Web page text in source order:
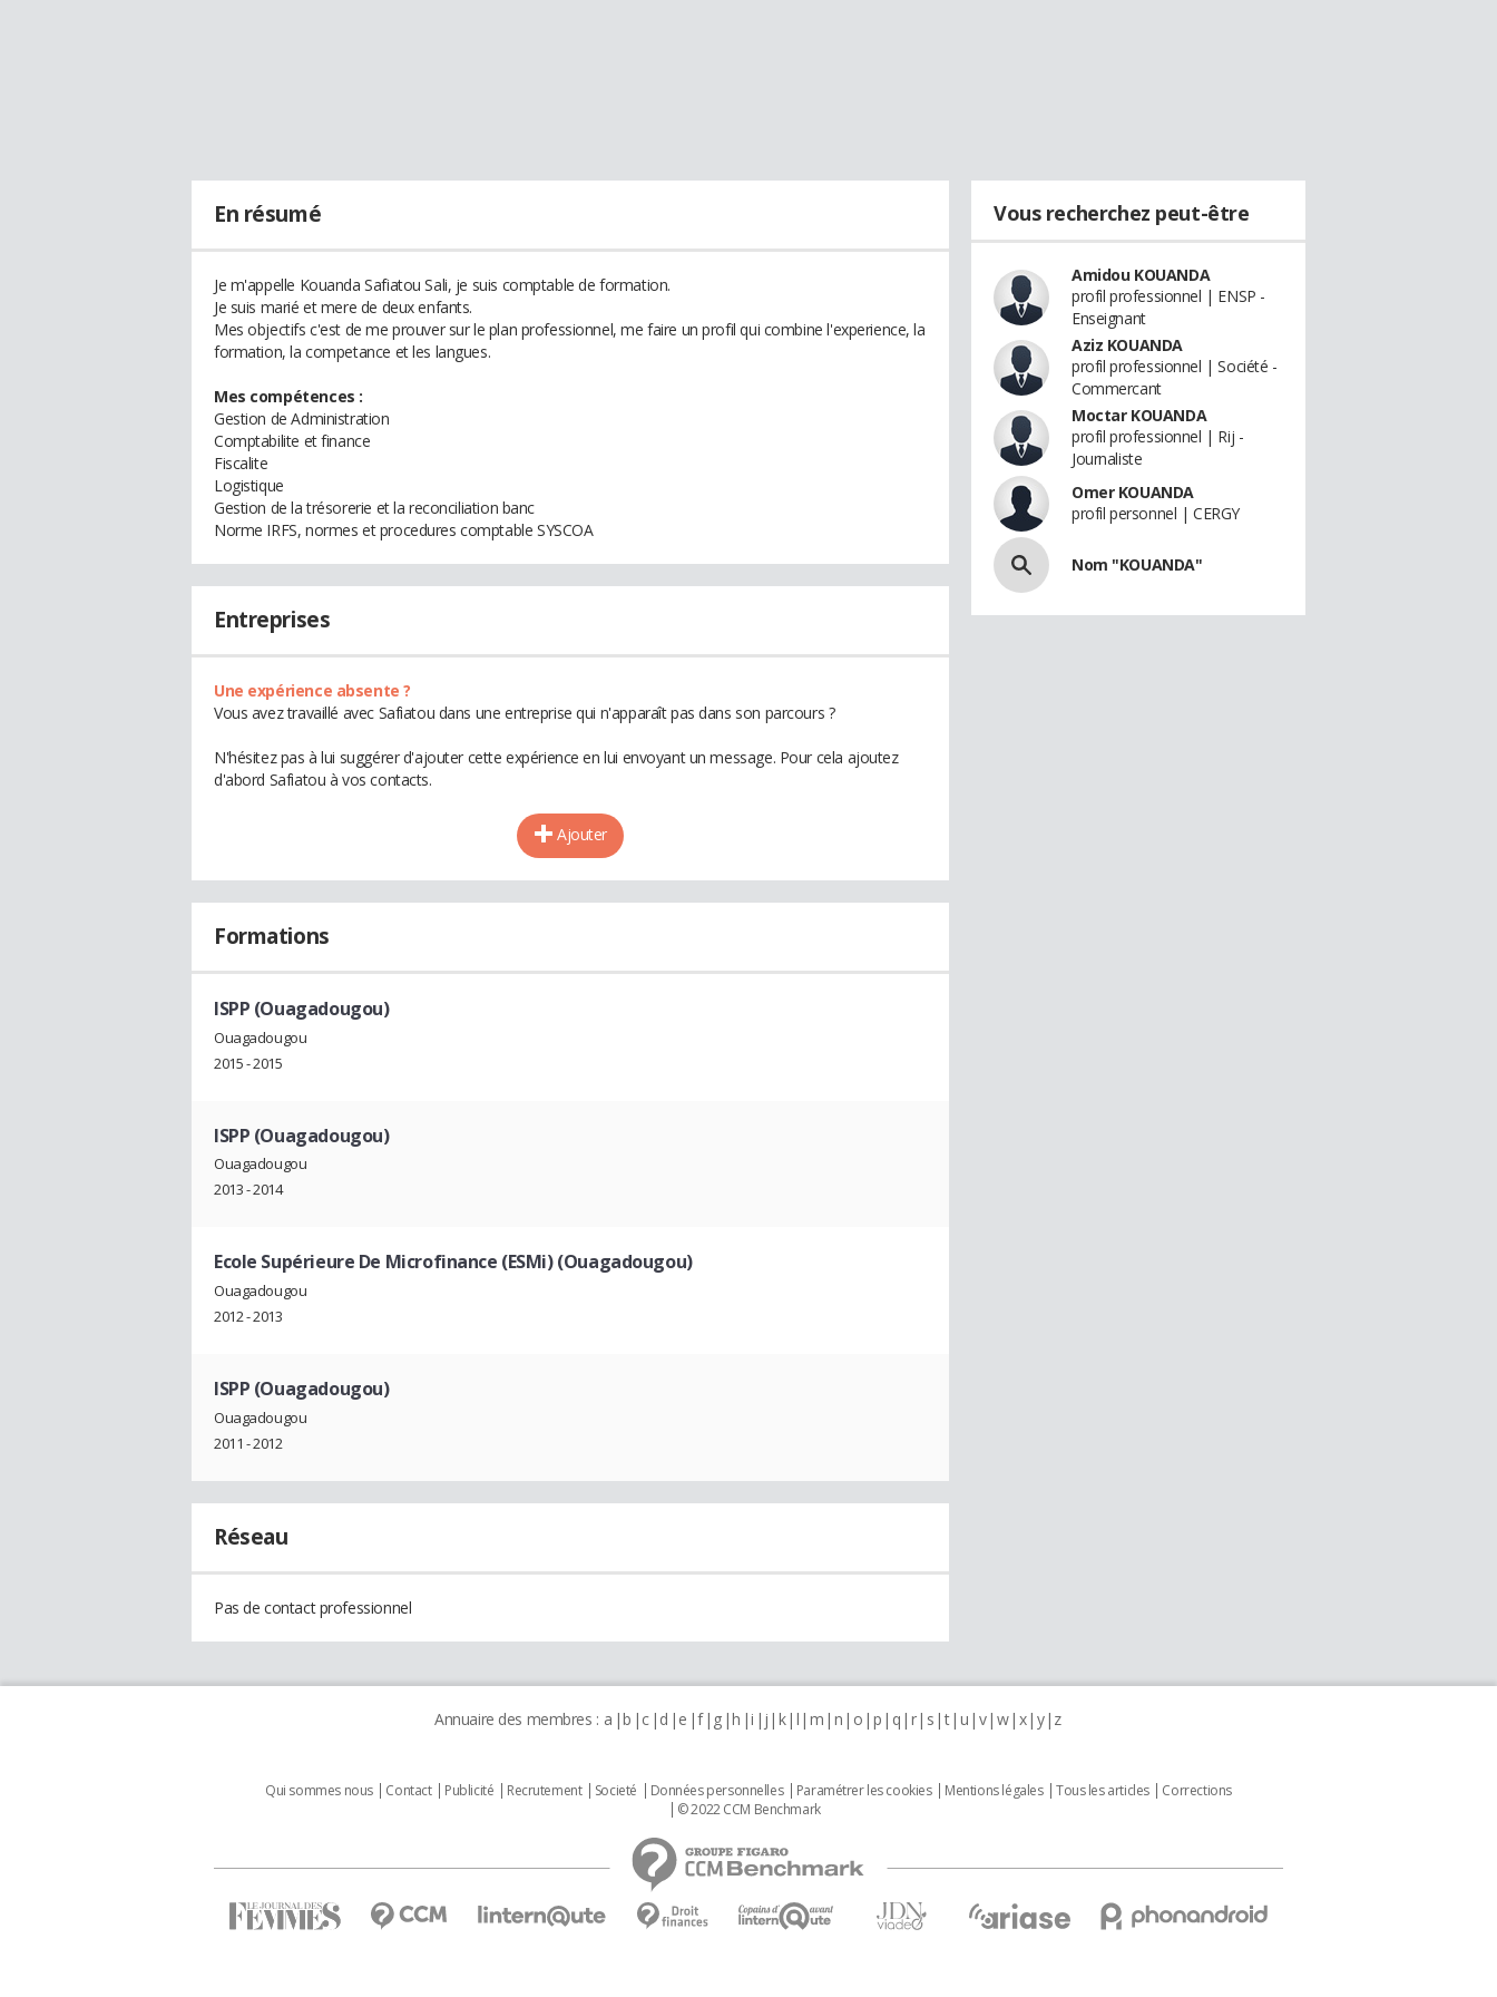
En résumé
Je m'appelle Kouanda Safiatou Sali, je suis comptable de formation.
Je suis marié et mere de deux enfants.
Mes objectifs c'est de me prouver sur le plan professionnel, me faire un profil qui combine l'experience, la
formation, la competance et les langues.
Mes compétences :
Gestion de Administration
Comptabilite et finance
Fiscalite
Logistique
Gestion de la trésorerie et la reconciliation banc
Norme IRFS, normes et procedures comptable SYSCOA
Entreprises
Une expérience absente ?
Vous avez travaillé avec Safiatou dans une entreprise qui n'apparaît pas dans son parcours ?
N'hésitez pas à lui suggérer d'ajouter cette expérience en lui envoyant un message. Pour cela ajoutez
d'abord Safiatou à vos contacts.
Ajouter
Formations
ISPP (Ouagadougou)
Ouagadougou
2015 - 2015
ISPP (Ouagadougou)
Ouagadougou
2013 - 2014
Ecole Supérieure De Microfinance (ESMi) (Ouagadougou)
Ouagadougou
2012 - 2013
ISPP (Ouagadougou)
Ouagadougou
2011 - 2012
Réseau
Pas de contact professionnel
Vous recherchez peut-être
Amidou KOUANDA
profil professionnel | ENSP -
Enseignant
Aziz KOUANDA
profil professionnel | Société -
Commercant
Moctar KOUANDA
profil professionnel | Rij -
Journaliste
Omer KOUANDA
profil personnel | CERGY
Nom "KOUANDA"
Annuaire des membres : a b c d e f g h i j k l m n o p q r s t u v w x y z
Qui sommes nous Contact Publicité Recrutement Societé Données personnelles Paramétrer les cookies Mentions légales Tous les articles
Corrections
© 2022 CCM Benchmark